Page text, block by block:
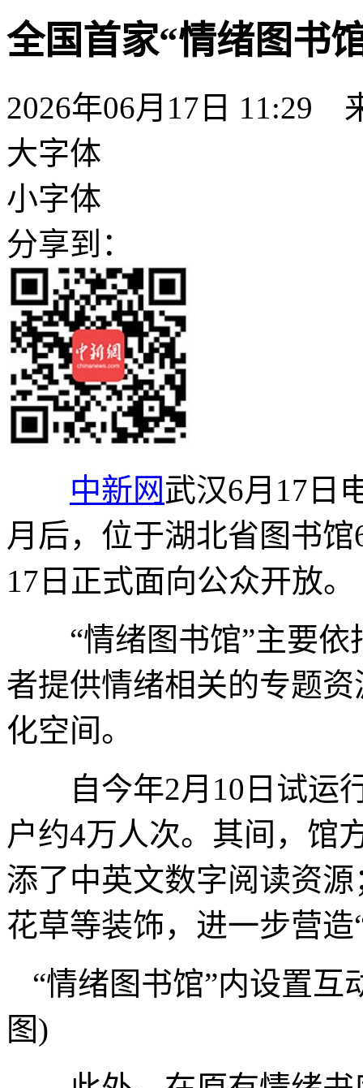
全国首家“情绪图书
2026年06月17日 11:29
大字体
小字体
分享到：
中新网武汉6月17日
月后，位于湖北省图书
17日正式面向公众开放。
“情绪图书馆”主要依
者提供情绪相关的专题
化空间。
自今年2月10日试运行
户约4万人次。其间，馆
添了中英文数字阅读资
花草等装饰，进一步营造
“情绪图书馆”内设置
图)